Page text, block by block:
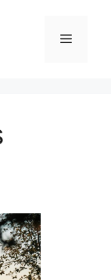
Menu